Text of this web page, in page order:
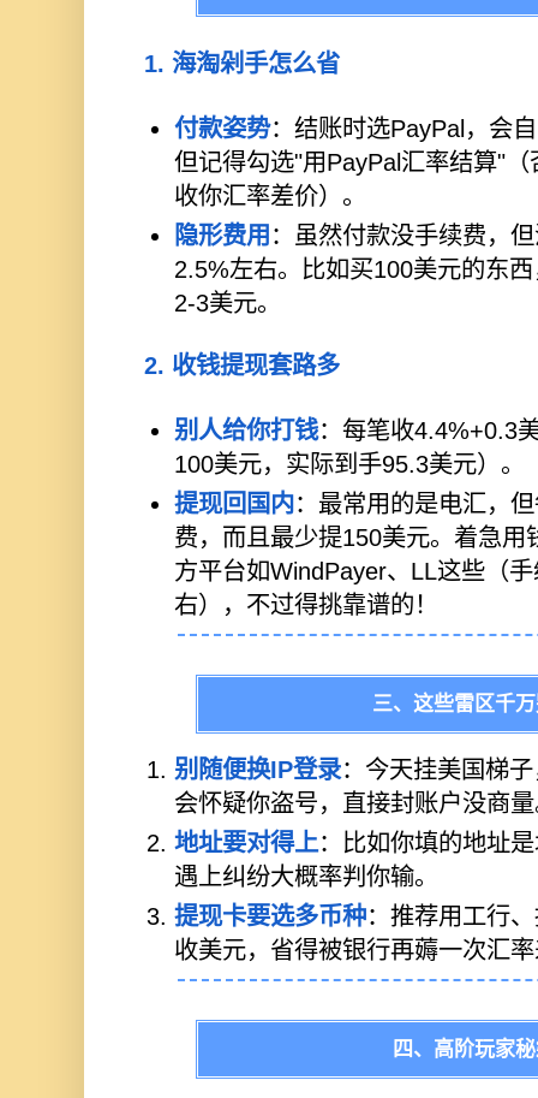
1. 海淘剁手怎么省
付款姿势：结账时选PayPal，会
但记得勾选"用PayPal汇率结算"
收你汇率差价）。
隐形费用 ：虽然付款没手续费，
2.5%左右。比如买100美元的东
2-3美元。
2. 收钱提现套路多
别人给你打钱：每笔收4.4%+0.3
100美元，实际到手95.3美元）。
提现回国内：最常用的是电汇，
费，而且最少提150美元。着急用
方平台如WindPayer、LL这些（
右），不过得挑靠谱的！
三、这些雷区千
别随便换IP登录：今天挂美国梯
会怀疑你盗号，直接封账户没商
地址要对得上：比如你填的地址
遇上纠纷大概率判你输。
提现卡要选多币种：推荐用工行
收美元，省得被银行再薅一次汇
四、高阶玩家